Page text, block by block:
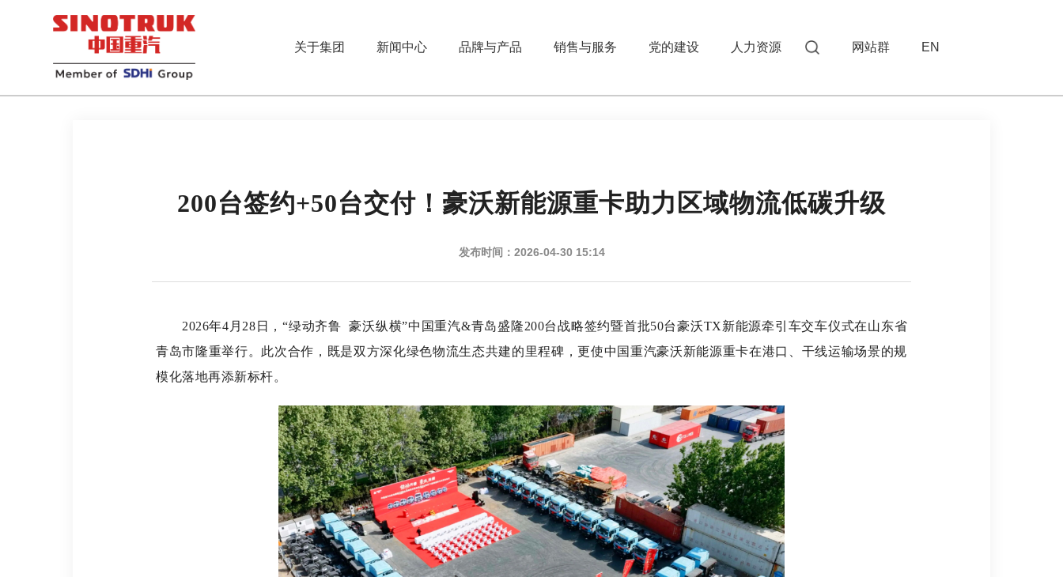
关于集团 新闻中心 品牌与产品 销售与服务 党的建设 人力资源 网站群 EN
200台签约+50台交付！豪沃新能源重卡助力区域物流低碳升级
发布时间：2026-04-30 15:14
2026年4月28日，“绿动齐鲁 豪沃纵横”中国重汽&青岛盛隆200台战略签约暨首批50台豪沃TX新能源牵引车交车仪式在山东省
青岛市隆重举行。此次合作，既是双方深化绿色物流生态共建的里程碑，更使中国重汽豪沃新能源重卡在港口、干线运输场景的规
模化落地再添新标杆。